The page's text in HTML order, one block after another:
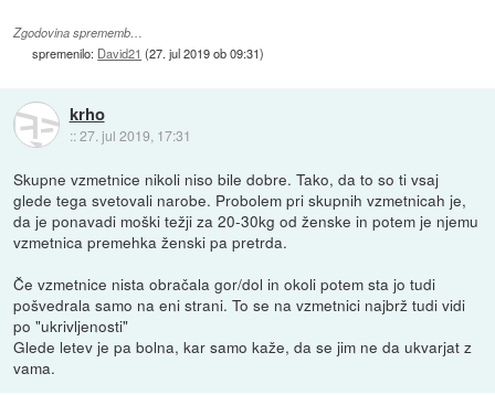
Zgodovina sprememb…
spremenilo: David21 (27. jul 2019 ob 09:31)
krho
::27. jul 2019, 17:31
Skupne vzmetnice nikoli niso bile dobre. Tako, da to so ti vsaj
glede tega svetovali narobe. Probolem pri skupnih vzmetnicah je,
da je ponavadi moški težji za 20-30kg od ženske in potem je njemu
vzmetnica premehka ženski pa pretrda.
Če vzmetnice nista obračala gor/dol in okoli potem sta jo tudi
pošvedrala samo na eni strani. To se na vzmetnici najbrž tudi vidi
po "ukrivljenosti"
Glede letev je pa bolna, kar samo kaže, da se jim ne da ukvarjat z
vama.